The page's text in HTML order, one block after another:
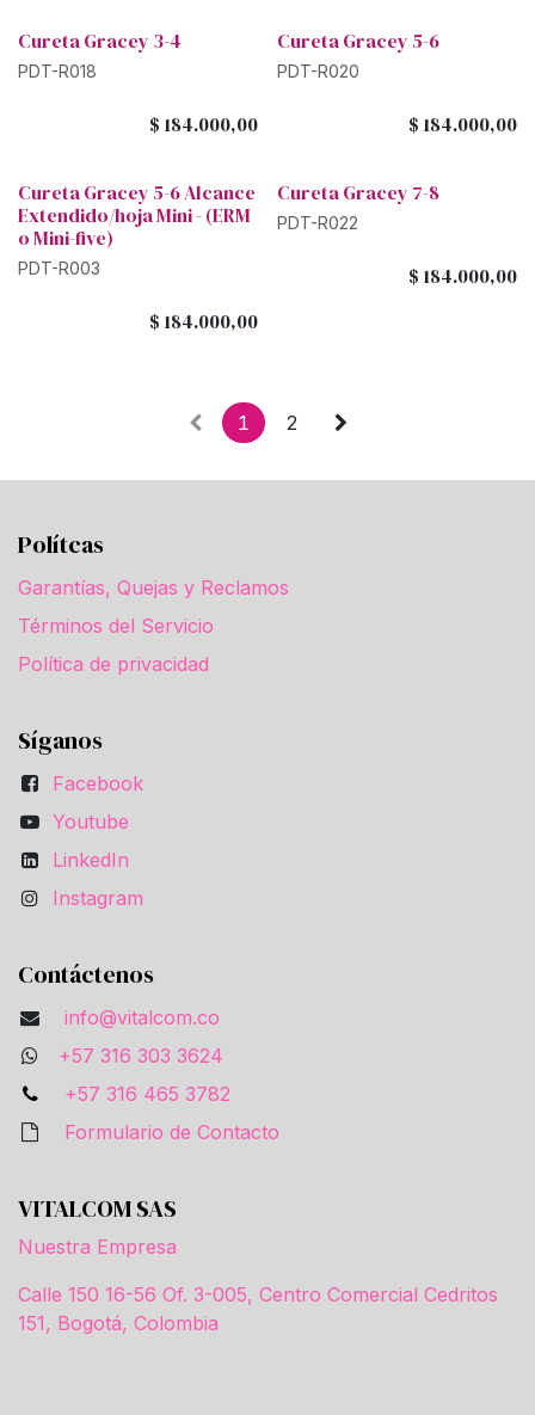
Cureta Gracey 3-4
PDT-R018
$ 184.000,00
Cureta Gracey 5-6
PDT-R020
$ 184.000,00
Cureta Gracey 5-6 Alcance
Extendido/hoja Mini - (ERM
o Mini-five)
PDT-R003
$ 184.000,00
Cureta Gracey 7-8
PDT-R022
$ 184.000,00
1 2
Polítcas
Garantías, Quejas y Reclamos
Términos del Servicio
Política de privacidad
Síganos
Facebook
Youtube
LinkedIn
Instagram
Contáctenos
info@vitalcom.co
+57 316 303 3624
+57 316 465 3782
Formulario de Contacto
VITALCOM SAS
Nuestra Empresa
Calle 150 16-56 Of. 3-005, Centro Comercial Cedritos
151, Bogotá, Colombia